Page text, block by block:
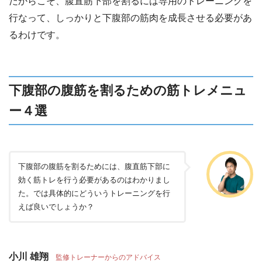
行なって、しっかりと下腹部の筋肉を成長させる必要があ
るわけです。
下腹部の腹筋を割るための筋トレメニュ
ー４選
下腹部の腹筋を割るためには、腹直筋下部に
効く筋トレを行う必要があるのはわかりまし
た。では具体的にどういうトレーニングを行
えば良いでしょうか？
小川 雄翔 監修トレーナーからのアドバイス